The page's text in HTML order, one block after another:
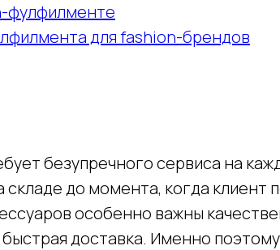
фулфилменте
для fashion-брендов
безупречного сервиса на
до момента, когда клиент
особенно важны
быстрая доставка. Именно поэтому